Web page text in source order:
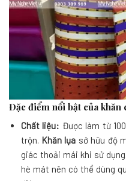
Đặc điểm nổi bật của khăn
Chất liệu: Được làm từ
trộn. Khăn lụa sở hữu độ
giác thoải mái khi sử
hè mát nên có thể dùng